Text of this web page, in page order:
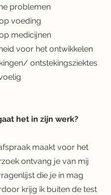
problemen
voeding
medicijnen
voor het ontwikkelen
ontstekingsziektes
het in zijn werk?
maakt voor het
ontvang je van mij
die je in mag
krijg ik buiten de test